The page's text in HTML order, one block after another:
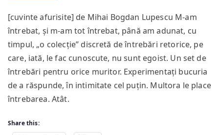
comode
și
durabile
[cuvinte afurisite] de Mihai Bogdan Lupescu M-am
întrebat, și m-am tot întrebat, până am adunat, cu
timpul, „o colecție” discretă de întrebări retorice, pe
care, iată, le fac cunoscute, nu sunt egoist. Un set de
întrebări pentru orice muritor. Experimentați bucuria
de a răspunde, în intimitate cel puțin. Multora le place
întrebarea. Atât.
Share this: